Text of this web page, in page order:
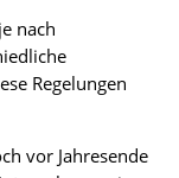
nach
Regelungen
vor Jahresende